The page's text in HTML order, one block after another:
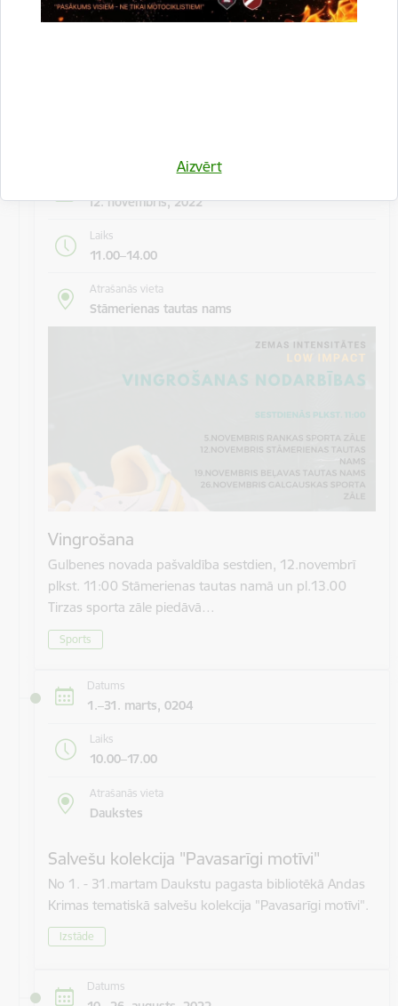
Aizvērt
12. novembris, 2022
Laiks
11.00–14.00
Atrašanās vieta
Stāmerienas tautas nams
Vingrošana
Gulbenes novada pašvaldība sestdien, 12.novembrī
plkst. 11:00 Stāmerienas tautas namā un pl.13.00
Tirzas sporta zāle piedāvā…
Sports
Datums
1.–31. marts, 0204
Laiks
10.00–17.00
Atrašanās vieta
Daukstes
Salvešu kolekcija "Pavasarīgi motīvi"
No 1. - 31.martam Daukstu pagasta bibliotēkā Andas
Krimas tematiskā salvešu kolekcija "Pavasarīgi motīvi".
Izstāde
Datums